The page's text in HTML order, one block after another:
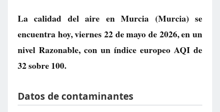
La calidad del aire enMurcia (Murcia) se
encuentra hoy, viernes 22 de mayo de 2026, en un
nivel Razonable, con un índice europeo AQI de
32sobre 100.
Datos de contaminantes